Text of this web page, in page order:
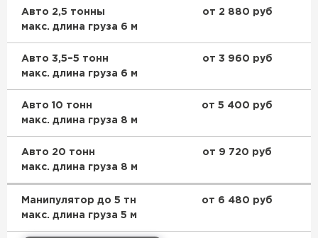
Авто 2,5 тонны
макс. длина груза 6 м
от 2 880 руб
Авто 3,5–5 тонн
макс. длина груза 6 м
от 3 960 руб
Авто 10 тонн
макс. длина груза 8 м
от 5 400 руб
Авто 20 тонн
макс. длина груза 8 м
от 9 720 руб
Манипулятор до 5 тн
макс. длина груза 5 м
от 6 480 руб